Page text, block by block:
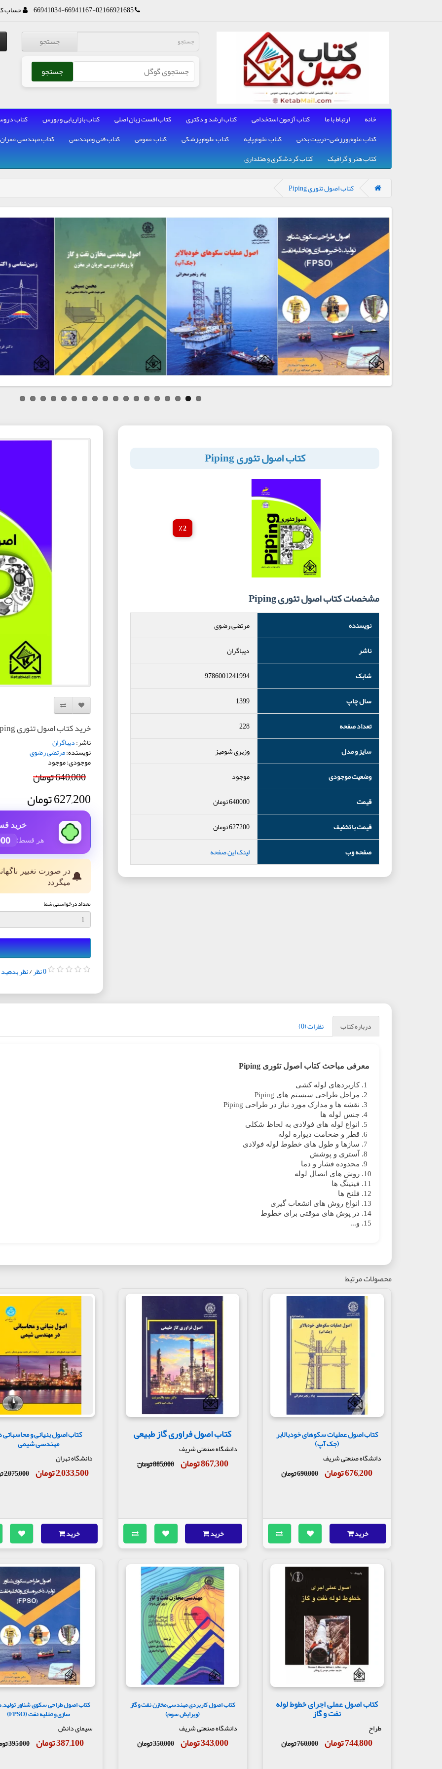
66941034-66941167-02166921685 حساب
جستجو
جستجو
خانه ارتباط با ما کتاب آزمون استخدامی کتاب ارشد و دکتری کتاب افست زبان اصلی کتاب بازاریابی و بورس
کتاب
کتاب علوم ورزشی-تربیت بدنی
کتاب علوم پایه کتاب علوم پزشکی کتاب عمومی کتاب فنی ومهندسی
کتاب مهندسی عمران
کتاب هنر و گرافیک
کتاب گردشگری و هتلداری
کتاب اصول تئوری Piping
کتاب اصول تئوری Piping
2 ٪
مشخصات کتاب اصول تئوری Piping
نویسنده
مرتضی رضوی
ناشر
دیباگران
شابک
9786001241994
سال چاپ
1399
تعداد صفحه
228
سایز و مدل
وزیری شومیز
وضعیت موجودی
موجود
قیمت
640000تومان
قیمت با تخفیف
627200تومان
صفحه وب
لینک این صفحه
افزودن به لیست دلخواه
مقایسه این محصول
خرید کتاب اصول تئوری Piping
ناشر:دیباگران
نویسنده:مرتضی رضوی
موجودی: موجود
640,000 تومان
627,200 تومان
خرید
هر قسط:
🔔در صورت تغییر
میگردد
تعداد درخواستی شما
0 نظر /نظر بدهید
درباره کتاب نظرات (0)
معرفی مباحث کتاب اصول تئوری Piping
کاربردهای لوله کشی
مراحل طراحی سیستم های Piping
نقشه ها و مدارک مورد نیاز در طراحی Piping
جنس لوله ها
انواع لوله های فولادی به لحاظ شکلی
قطر و ضخامت دیواره لوله
سازها و طول های خطوط لوله فولادی
آستری و پوشش
محدوده فشار و دما
روش های اتصال لوله
فیتینگ ها
فلنج ها
انواع روش های انشعاب گیری
در پوش های موقتی برای خطوط
و...
محصولات مرتبط
کتاب اصول عملیات سکوهای خودبالابر
(جک آپ)
دانشگاه صنعتی شریف
676,200 تومان 690,000 تومان
خرید
کتاب اصول فراوری گاز طبیعی
دانشگاه صنعتی شریف
867,300 تومان 885,000 تومان
خرید
کتاب اصول بنیانی و محاسباتی
مهندسی شیمی
دانشگاه تهران
2,033,500 تومان 2,075,000 تومان
خرید
کتاب اصول عملی اجرای خطوط لوله
نفت و گاز
طراح
744,800 تومان 760,000 تومان
کتاب اصول کاربردی مهندسی مخازن نفت و گاز
(ویرایش سوم)
دانشگاه صنعتی شریف
343,000 تومان 350,000 تومان
کتاب اصول طراحی سکوی شناور تولید,
سازی و تخلیه نفت (FPSO)
سیمای دانش
387,100 تومان 395,000 تومان